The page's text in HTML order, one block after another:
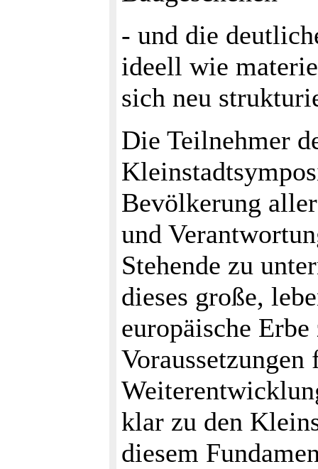
- und die
ideell wie
sich neu
Die Teilnehmer
Bevölkerung
und
Stehende zu
dieses große,
europäische
klar zu den
diesem